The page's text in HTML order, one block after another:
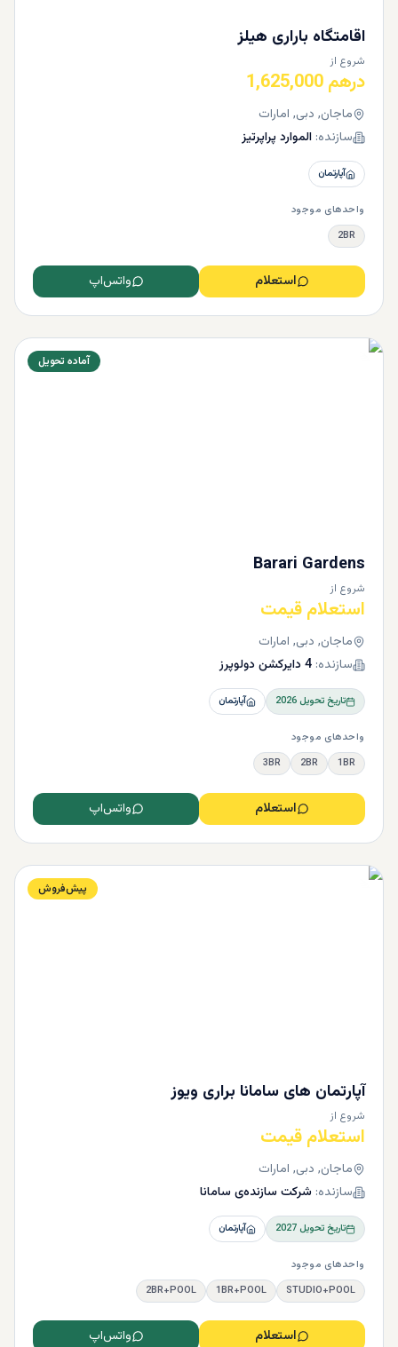
اقامتگاه باراری هیلز
شروع از
درهم 1,625,000
ماجان, دبی, امارات
سازنده: الموارد پراپرتیز
آپارتمان
واحدهای موجود
2BR
استعلام واتس‌اپ
آماده تحویل
Barari Gardens
شروع از
استعلام قیمت
ماجان, دبی, امارات
سازنده: 4 دایرکشن دولوپرز
تاریخ تحویل2026 آپارتمان
واحدهای موجود
1BR
2BR
3BR
استعلام واتس‌اپ
پیش‌فروش
آپارتمان های سامانا براری ویوز
شروع از
استعلام قیمت
ماجان, دبی, امارات
سازنده: شرکت سازنده‌ی سامانا
تاریخ تحویل2027 آپارتمان
واحدهای موجود
STUDIO+POOL
1BR+POOL
2BR+POOL
استعلام واتس‌اپ